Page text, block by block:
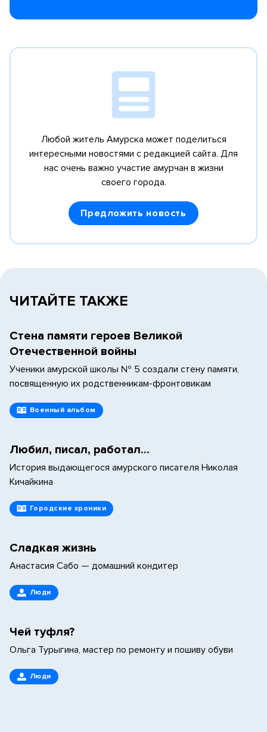
Любой житель Амурска может поделиться
интересными новостями с редакцией сайта. Для
нас очень важно участие амурчан в жизни
своего города.
Предложить новость
ЧИТАЙТЕ ТАКЖЕ
Стена памяти героев Великой
Отечественной войны
Ученики амурской школы № 5 создали стену памяти,
посвященную их родственникам-фронтовикам
Военный альбом
Любил, писал, работал...
История выдающегося амурского писателя Николая
Кичайкина
Городские хроники
Сладкая жизнь
Анастасия Сабо — домашний кондитер
Люди
Чей туфля?
Ольга Турыгина, мастер по ремонту и пошиву обуви
Люди